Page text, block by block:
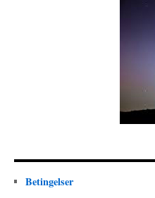
Betingelser